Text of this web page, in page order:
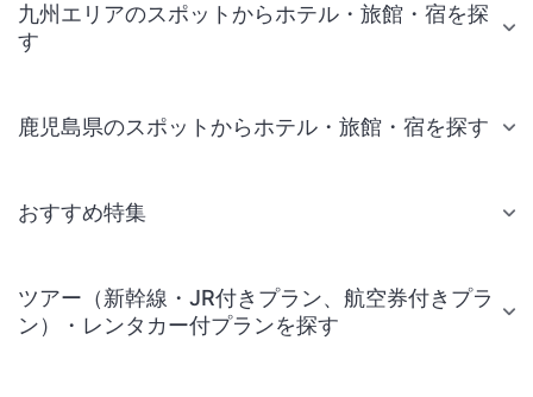
九州エリアのスポットからホテル・旅館・宿を探
す
鹿児島県のスポットからホテル・旅館・宿を探す
おすすめ特集
ツアー（新幹線・JR付きプラン、航空券付きプラ
ン）・レンタカー付プランを探す